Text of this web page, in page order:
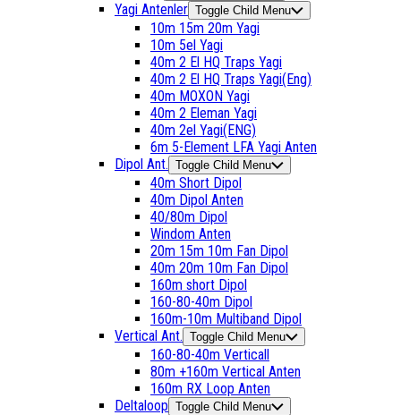
Yagi Antenler Toggle Child Menu
10m 15m 20m Yagi
10m 5el Yagi
40m 2 El HQ Traps Yagi
40m 2 El HQ Traps Yagi(Eng)
40m MOXON Yagi
40m 2 Eleman Yagi
40m 2el Yagi(ENG)
6m 5-Element LFA Yagi Anten
Dipol Ant. Toggle Child Menu
40m Short Dipol
40m Dipol Anten
40/80m Dipol
Windom Anten
20m 15m 10m Fan Dipol
40m 20m 10m Fan Dipol
160m short Dipol
160-80-40m Dipol
160m-10m Multiband Dipol
Vertical Ant. Toggle Child Menu
160-80-40m Verticall
80m +160m Vertical Anten
160m RX Loop Anten
Deltaloop Toggle Child Menu